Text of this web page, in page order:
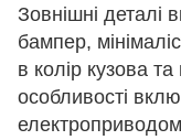
Зовнішні деталі
бампер,
в колір кузова та
особливості